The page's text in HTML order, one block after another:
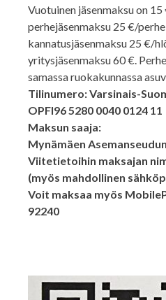
Vuotuinen jäsenmaksu on 15
perhejäsenmaksu 25 €/perhe,
kannatusjäsenmaksu 25 €/
yritysjäsenmaksu 60 €.
samassa ruokakunnassa
Tilinumero: Varsinais-
OPFI96 5280 0040 0124 11
Maksun saaja:
Mynämäen
Viitetietoihin maksajan
(myös mahdollinen
Voit maksaa myös
92240